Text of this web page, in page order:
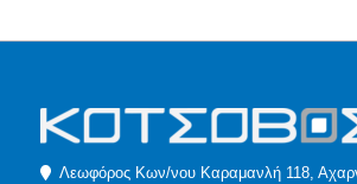
Λεωφόρος Κων/νου Καραμανλή 118,